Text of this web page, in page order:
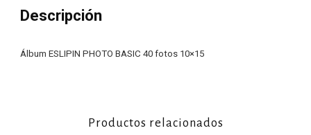
Descripción
Álbum ESLIPIN PHOTO BASIC 40 fotos 10×15
Productos relacionados